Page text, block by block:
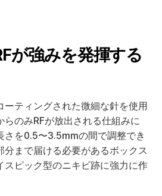
が強みを発揮する
ーティングされた微細な針を使用
らのみRFが放出される仕組みに
さを0.5〜3.5mmの間で調整でき
分まで届ける必要があるボックス
スピック型のニキビ跡に強力に作